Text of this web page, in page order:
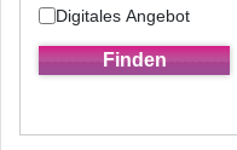
Digitales Angebot